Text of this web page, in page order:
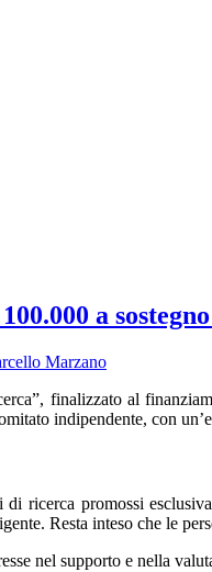
a
Marzano
finalizzato al
indipendente, con
ricerca promossi
Resta inteso che le
nel supporto e nella